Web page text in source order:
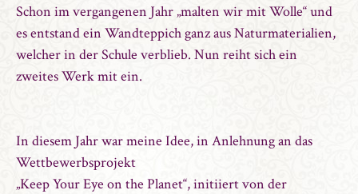
Schon im vergangenen Jahr „malten wir mit Wolle“ und
es entstand ein Wandteppich ganz aus Naturmaterialien,
welcher in der Schule verblieb. Nun reiht sich ein
zweites Werk mit ein.
In diesem Jahr war meine Idee, in Anlehnung an das
Wettbewerbsprojekt
„Keep Your Eye on the Planet“, initiiert von der